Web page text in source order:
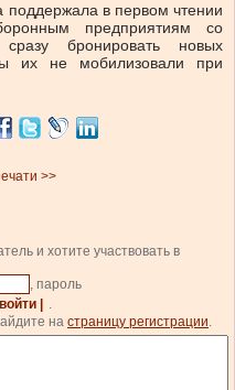
в первом чтении
предприятиям со
бронировать новых
их не мобилизовали при
>>
и хотите участвовать в
, пароль
| войти |
.
на страницу регистрации.